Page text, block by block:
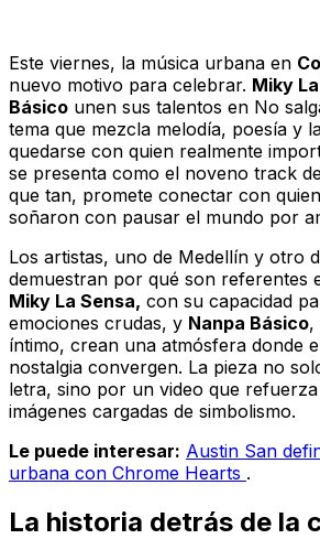
Este viernes, la música urbana en
nuevo motivo para celebrar. Miky
Básico unen sus talentos en No
tema que mezcla melodía, poesía y
quedarse con quien realmente
se presenta como el noveno track
que tan, promete conectar con
soñaron con pausar el mundo por
Los artistas, uno de Medellín y otro
demuestran por qué son referentes
Miky La Sensa, con su capacidad
emociones crudas, y Nanpa Básico,
íntimo, crean una atmósfera donde
nostalgia convergen. La pieza no
letra, sino por un video que
imágenes cargadas de simbolismo.
Le puede interesar: Austin San
urbana con Chrome Hearts .
La historia detrás de la